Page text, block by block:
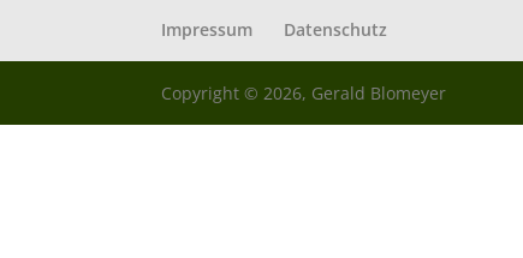
Impressum Datenschutz
Copyright © 2026, Gerald Blomeyer